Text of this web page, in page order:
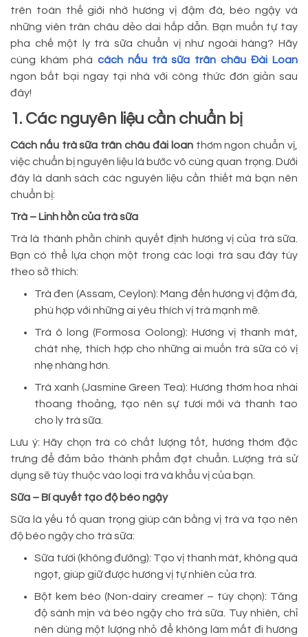
trên toàn thế giới nhờ hương vị đậm đà, béo ngậy và
những viên trân châu dẻo dai hấp dẫn. Bạn muốn tự tay
pha chế một ly trà sữa chuẩn vị như ngoài hàng? Hãy
cùng khám phá cách nấu trà sữa trân châu Đài Loan
ngon bất bại ngay tại nhà với công thức đơn giản sau
đây!
1. Các nguyên liệu cần chuẩn bị
Cách nấu trà sữa trân châu đài loanthơm ngon chuẩn vị,
việc chuẩn bị nguyên liệu là bước vô cùng quan trọng. Dưới
đây là danh sách các nguyên liệu cần thiết mà bạn nên
chuẩn bị:
Trà – Linh hồn của trà sữa
Trà là thành phần chính quyết định hương vị của trà sữa.
Bạn có thể lựa chọn một trong các loại trà sau đây tùy
theo sở thích:
Trà đen (Assam, Ceylon): Mang đến hương vị đậm đà,
phù hợp với những ai yêu thích vị trà mạnh mẽ.
Trà ô long (Formosa Oolong): Hương vị thanh mát,
chát nhẹ, thích hợp cho những ai muốn trà sữa có vị
nhẹ nhàng hơn.
Trà xanh (Jasmine Green Tea): Hương thơm hoa nhài
thoang thoảng, tạo nên sự tươi mới và thanh tao
cho ly trà sữa.
Lưu ý: Hãy chọn trà có chất lượng tốt, hương thơm đặc
trưng để đảm bảo thành phẩm đạt chuẩn. Lượng trà sử
dụng sẽ tùy thuộc vào loại trà và khẩu vị của bạn.
Sữa – Bí quyết tạo độ béo ngậy
Sữa là yếu tố quan trọng giúp cân bằng vị trà và tạo nên
độ béo ngậy cho trà sữa:
Sữa tươi (không đường): Tạo vị thanh mát, không quá
ngọt, giúp giữ được hương vị tự nhiên của trà.
Bột kem béo (Non-dairy creamer – tùy chọn): Tăng
độ sánh mịn và béo ngậy cho trà sữa. Tuy nhiên, chỉ
nên dùng một lượng nhỏ để không làm mất đi hương